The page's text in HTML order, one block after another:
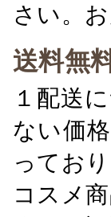
さい。
送料無
１配送
ない価
っており
コスメ